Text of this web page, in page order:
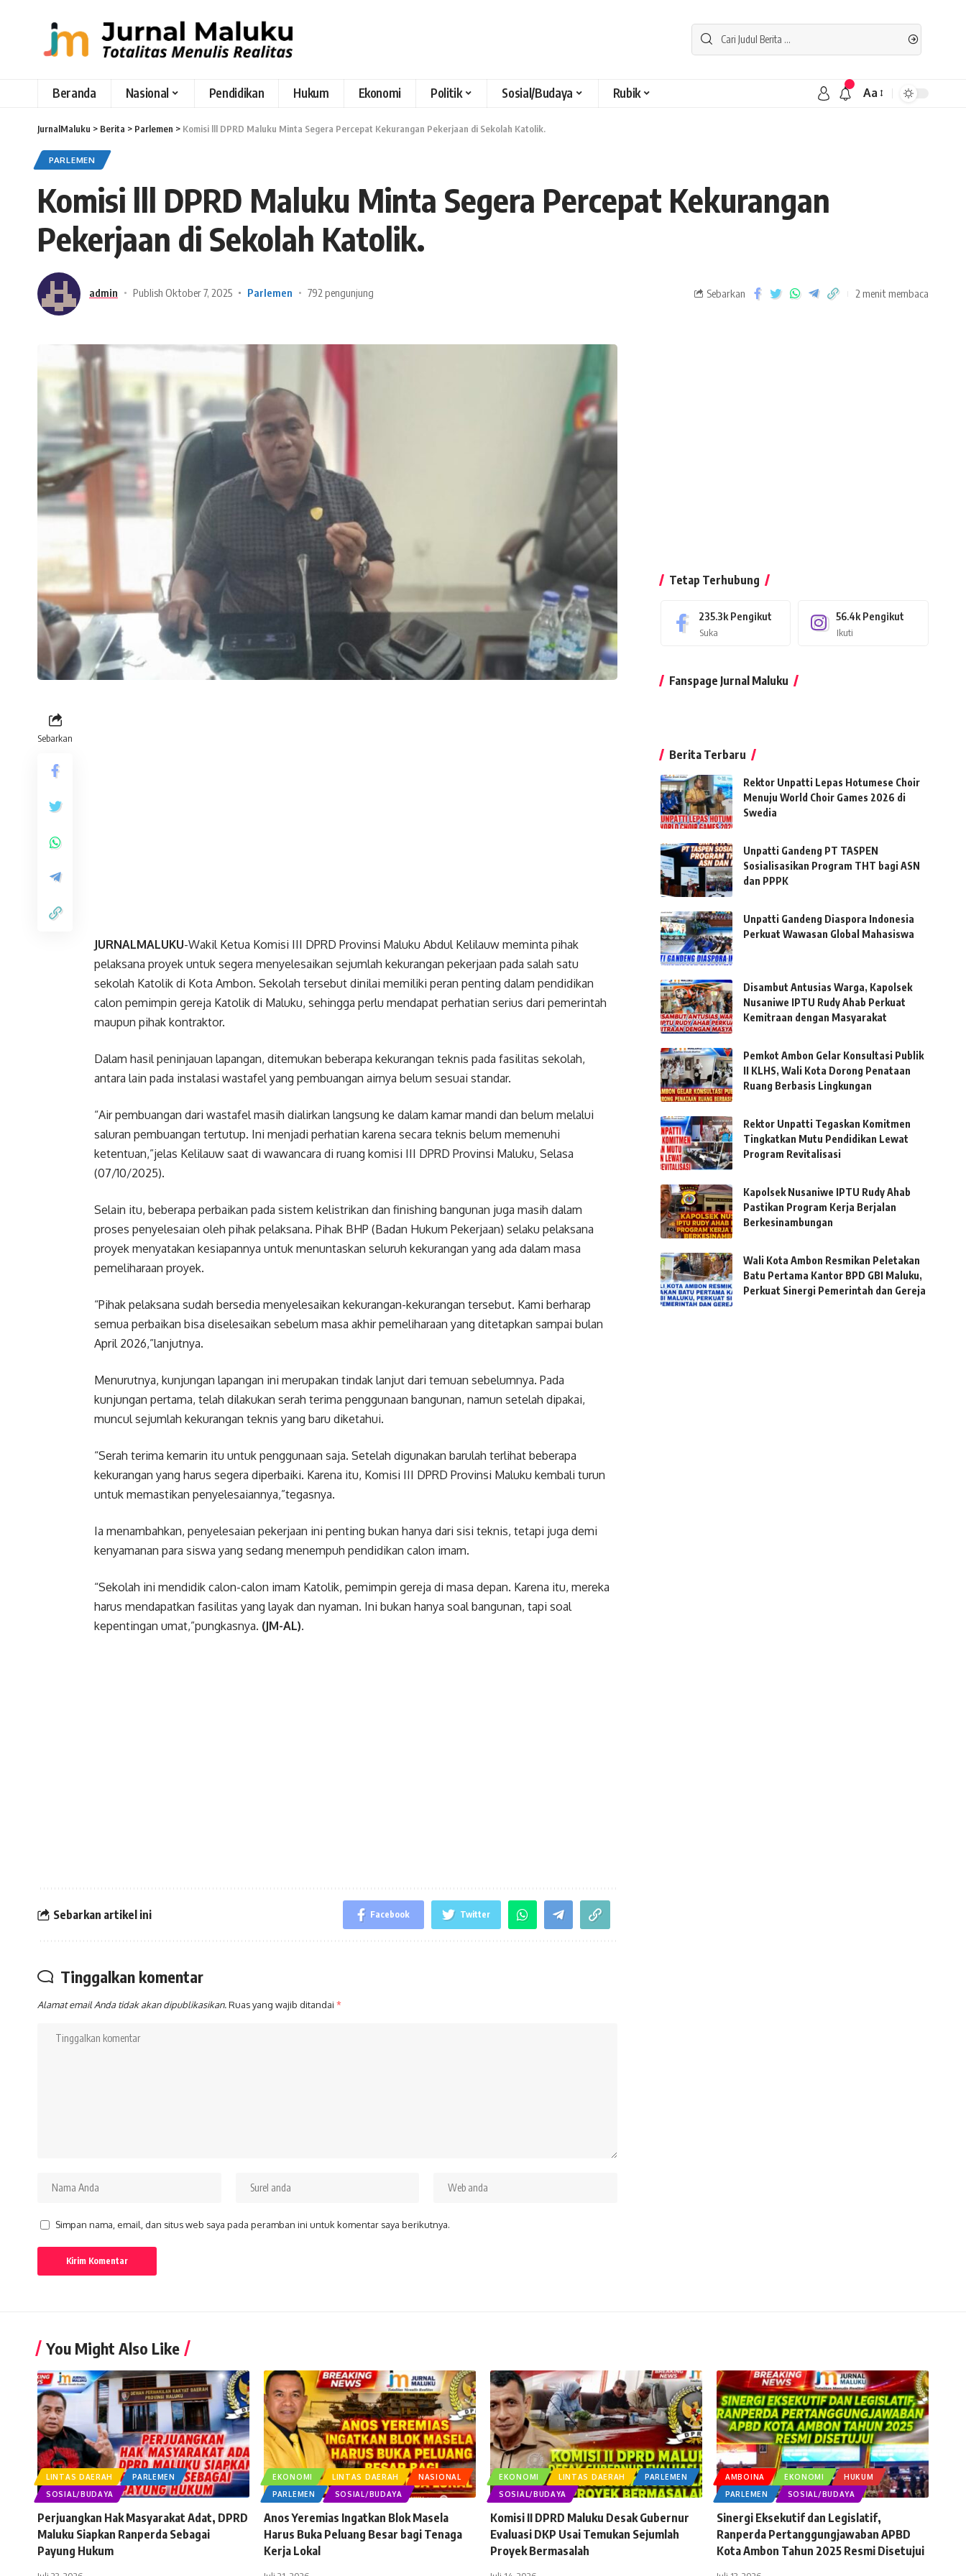
Beranda Nasional Pendidikan Hukum Ekonomi Politik Sosial/Budaya Rubik Aa
JurnalMaluku > Berita > Parlemen > Komisi lll DPRD Maluku Minta Segera Percepat Kekurangan Pekerjaan di Sekolah Katolik.
PARLEMEN
Komisi lll DPRD Maluku Minta Segera Percepat Kekurangan
Pekerjaan di Sekolah Katolik.
admin Publish Oktober 7, 2025 Parlemen 792 pengunjung Sebarkan 2 menit membaca
Sebarkan
JURNALMALUKU-Wakil Ketua Komisi III DPRD Provinsi Maluku Abdul Kelilauw meminta pihak
pelaksana proyek untuk segera menyelesaikan sejumlah kekurangan pekerjaan pada salah satu
sekolah Katolik di Kota Ambon. Sekolah tersebut dinilai memiliki peran penting dalam pendidikan
calon pemimpin gereja Katolik di Maluku, sehingga perlu mendapat perhatian serius dari pemerintah
maupun pihak kontraktor.
Dalam hasil peninjauan lapangan, ditemukan beberapa kekurangan teknis pada fasilitas sekolah,
antara lain pada instalasi wastafel yang pembuangan airnya belum sesuai standar.
“Air pembuangan dari wastafel masih dialirkan langsung ke dalam kamar mandi dan belum melalui
saluran pembuangan tertutup. Ini menjadi perhatian karena secara teknis belum memenuhi
ketentuan,”jelas Kelilauw saat di wawancara di ruang komisi III DPRD Provinsi Maluku, Selasa
(07/10/2025).
Selain itu, beberapa perbaikan pada sistem kelistrikan dan finishing bangunan juga masih dalam
proses penyelesaian oleh pihak pelaksana. Pihak BHP (Badan Hukum Pekerjaan) selaku pelaksana
proyek menyatakan kesiapannya untuk menuntaskan seluruh kekurangan yang ada dalam masa
pemeliharaan proyek.
“Pihak pelaksana sudah bersedia menyelesaikan kekurangan-kekurangan tersebut. Kami berharap
semua perbaikan bisa diselesaikan sebelum masa akhir pemeliharaan yang ditetapkan sampai bulan
April 2026,”lanjutnya.
Menurutnya, kunjungan lapangan ini merupakan tindak lanjut dari temuan sebelumnya. Pada
kunjungan pertama, telah dilakukan serah terima penggunaan bangunan, namun setelah dipakai,
muncul sejumlah kekurangan teknis yang baru diketahui.
“Serah terima kemarin itu untuk penggunaan saja. Setelah digunakan barulah terlihat beberapa
kekurangan yang harus segera diperbaiki. Karena itu, Komisi III DPRD Provinsi Maluku kembali turun
untuk memastikan penyelesaiannya,”tegasnya.
Ia menambahkan, penyelesaian pekerjaan ini penting bukan hanya dari sisi teknis, tetapi juga demi
kenyamanan para siswa yang sedang menempuh pendidikan calon imam.
“Sekolah ini mendidik calon-calon imam Katolik, pemimpin gereja di masa depan. Karena itu, mereka
harus mendapatkan fasilitas yang layak dan nyaman. Ini bukan hanya soal bangunan, tapi soal
kepentingan umat,”pungkasnya. (JM-AL).
Sebarkan artikel ini Facebook Twitter
Tinggalkan komentar
Alamat email Anda tidak akan dipublikasikan.Ruas yang wajib ditandai *
Simpan nama, email, dan situs web saya pada peramban ini untuk komentar saya berikutnya.
Tetap Terhubung
235.3k Pengikut
Suka
56.4k Pengikut
Ikuti
Fanspage Jurnal Maluku
Berita Terbaru
Rektor Unpatti Lepas Hotumese Choir
Menuju World Choir Games 2026 di
Swedia
Unpatti Gandeng PT TASPEN
Sosialisasikan Program THT bagi ASN
dan PPPK
Unpatti Gandeng Diaspora Indonesia
Perkuat Wawasan Global Mahasiswa
Disambut Antusias Warga, Kapolsek
Nusaniwe IPTU Rudy Ahab Perkuat
Kemitraan dengan Masyarakat
Pemkot Ambon Gelar Konsultasi Publik
II KLHS, Wali Kota Dorong Penataan
Ruang Berbasis Lingkungan
Rektor Unpatti Tegaskan Komitmen
Tingkatkan Mutu Pendidikan Lewat
Program Revitalisasi
Kapolsek Nusaniwe IPTU Rudy Ahab
Pastikan Program Kerja Berjalan
Berkesinambungan
Wali Kota Ambon Resmikan Peletakan
Batu Pertama Kantor BPD GBI Maluku,
Perkuat Sinergi Pemerintah dan Gereja
You Might Also Like
LINTAS DAERAH
PARLEMEN
SOSIAL/BUDAYA
Perjuangkan Hak Masyarakat Adat, DPRD
Maluku Siapkan Ranperda Sebagai
Payung Hukum
EKONOMI LINTAS DAERAH
NASIONAL
PARLEMEN
SOSIAL/BUDAYA
Anos Yeremias Ingatkan Blok Masela
Harus Buka Peluang Besar bagi Tenaga
Kerja Lokal
EKONOMI LINTAS DAERAH
PARLEMEN
SOSIAL/BUDAYA
Komisi II DPRD Maluku Desak Gubernur
Evaluasi DKP Usai Temukan Sejumlah
Proyek Bermasalah
AMBOINA EKONOMI
HUKUM
PARLEMEN
SOSIAL/BUDAYA
Sinergi Eksekutif dan Legislatif,
Ranperda Pertanggungjawaban APBD
Kota Ambon Tahun 2025 Resmi Disetujui